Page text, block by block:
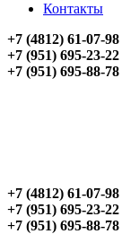
Контакты
+7 (4812) 61-07-98
+7 (951) 695-23-22
+7 (951) 695-88-78
+7 (4812) 61-07-98
+7 (951) 695-23-22
+7 (951) 695-88-78